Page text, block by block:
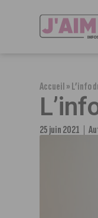
Accueil»L’info
25 juin 2021